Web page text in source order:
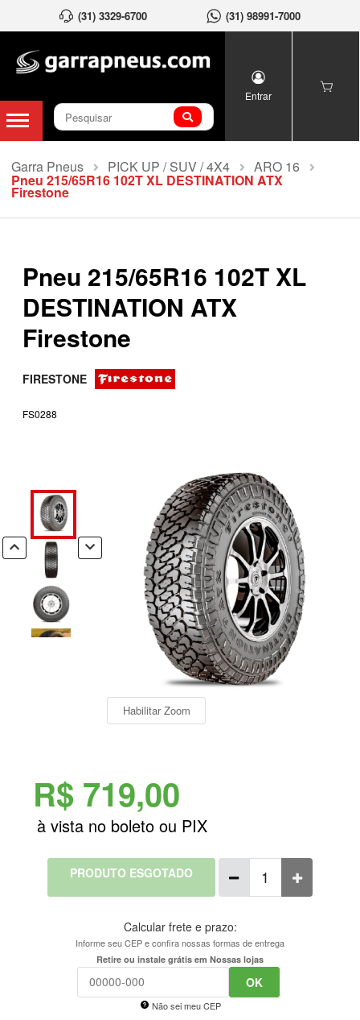
(31) 3329-6700 (31) 98991-7000
Entrar
Garra Pneus PICK UP / SUV / 4X4 ARO 16
Pneu 215/65R16 102T XL DESTINATION ATX
Firestone
Pneu 215/65R16 102T XL
DESTINATION ATX
Firestone
FIRESTONE
FS0288
Habilitar Zoom
R$ 719,00
PRODUTO ESGOTADO
Calcular frete e prazo:
Informe seu CEP e confira nossas formas de entrega
Retire ou instale grátis em Nossas lojas
OK
Não sei meu CEP